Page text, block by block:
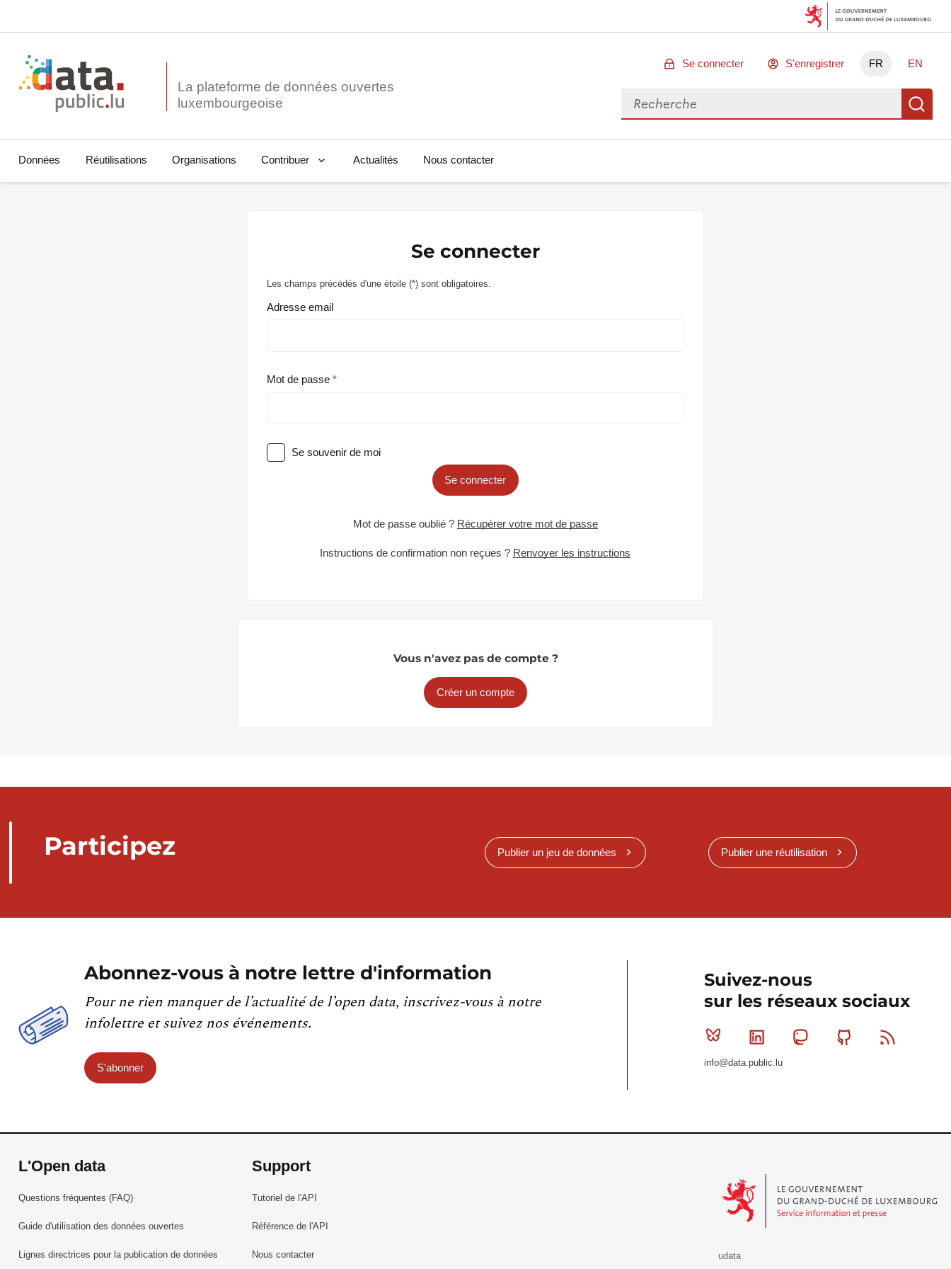
La plateforme de données ouvertes
Se connecter S'enregistrer FR EN
Rechercher des données
Données Réutilisations Organisations Contribuer Actualités Nous contacter
Se connecter
Les champs précédés d'une étoile (*) sont obligatoires.
Adresse email
Mot de passe
Se souvenir de moi
Se connecter
Mot de passe oublié ? Récupérer votre mot de passe
Instructions de confirmation non reçues ? Renvoyer les instructions
Vous n'avez pas de compte ?
Créer un compte
Participez Publier un jeu de données Publier une réutilisation
Abonnez-vous à notre lettre d'information
Pour ne rien manquer de l’actualité de l’open data, inscrivez-vous à notre
infolettre et suivez nos événements.
S'abonner
Suivez-nous
sur les réseaux sociaux
Bluesky Linkedin MastodonGithub
info@data.public.lu
L'Open data
Questions fréquentes (FAQ)
Guide d'utilisation des données ouvertes
Lignes directrices pour la publication de données
Support
Tutoriel de l'API
Référence de l'API
Nous contacter
udata